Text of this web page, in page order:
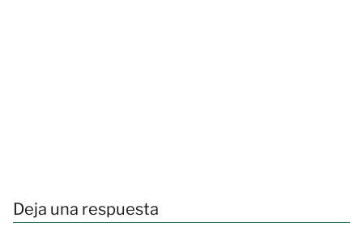
Deja una respuesta